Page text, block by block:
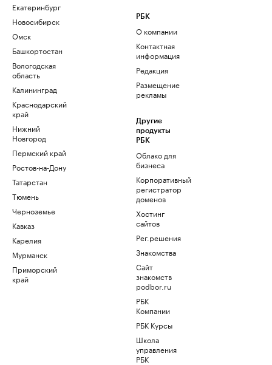
Екатеринбург
Новосибирск
Омск
Башкортостан
Вологодская
область
Калининград
Краснодарский
край
Нижний
Новгород
Пермский край
Ростов-на-Дону
Татарстан
Тюмень
Черноземье
Кавказ
Карелия
Мурманск
Приморский
край
РБК
О компании
Контактная
информация
Редакция
Размещение
рекламы
Другие
продукты
РБК
Облако для
бизнеса
Корпоративный
регистратор
доменов
Хостинг
сайтов
Рег.решения
Знакомства
Сайт
знакомств
podbor.ru
РБК
Компании
РБК Курсы
Школа
управления
РБК